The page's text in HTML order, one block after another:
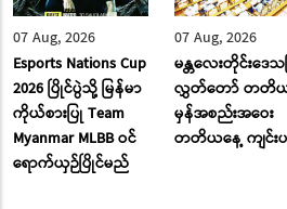
07 Aug, 2026
Esports Nations Cup
2026 ပြိုင်ပွဲသို့ မြန်မာ
ကိုယ်စားပြု Team
Myanmar MLBB ဝင်
ရောက်ယှဉ်ပြိုင်မည်
07 Aug, 2026
မန္တလေးတိုင်းဒေသ
လွှတ်တော် တတိ
မှန်အစည်းအဝေး
တတိယနေ့ ကျင်းပ